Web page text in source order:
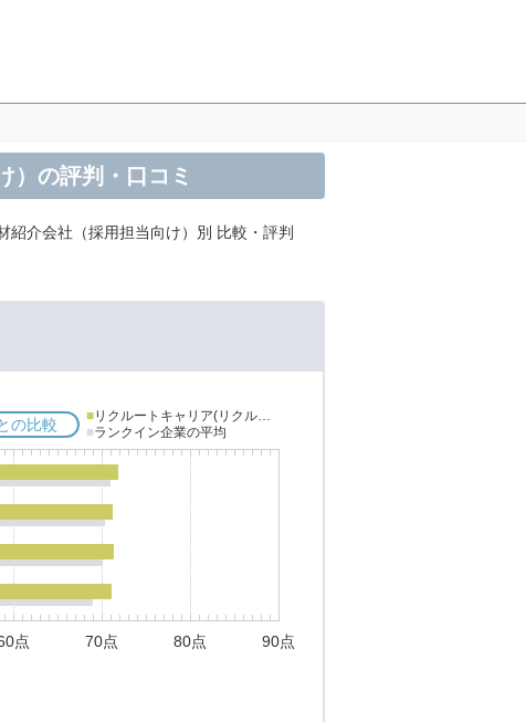
）の評判・口コミ
紹介会社（採用担当向け）別 比較・評判
の比較 ■リクルートキャリア(リクルートエージェント)
■ランクイン企業の平均
点 70点 80点 90点